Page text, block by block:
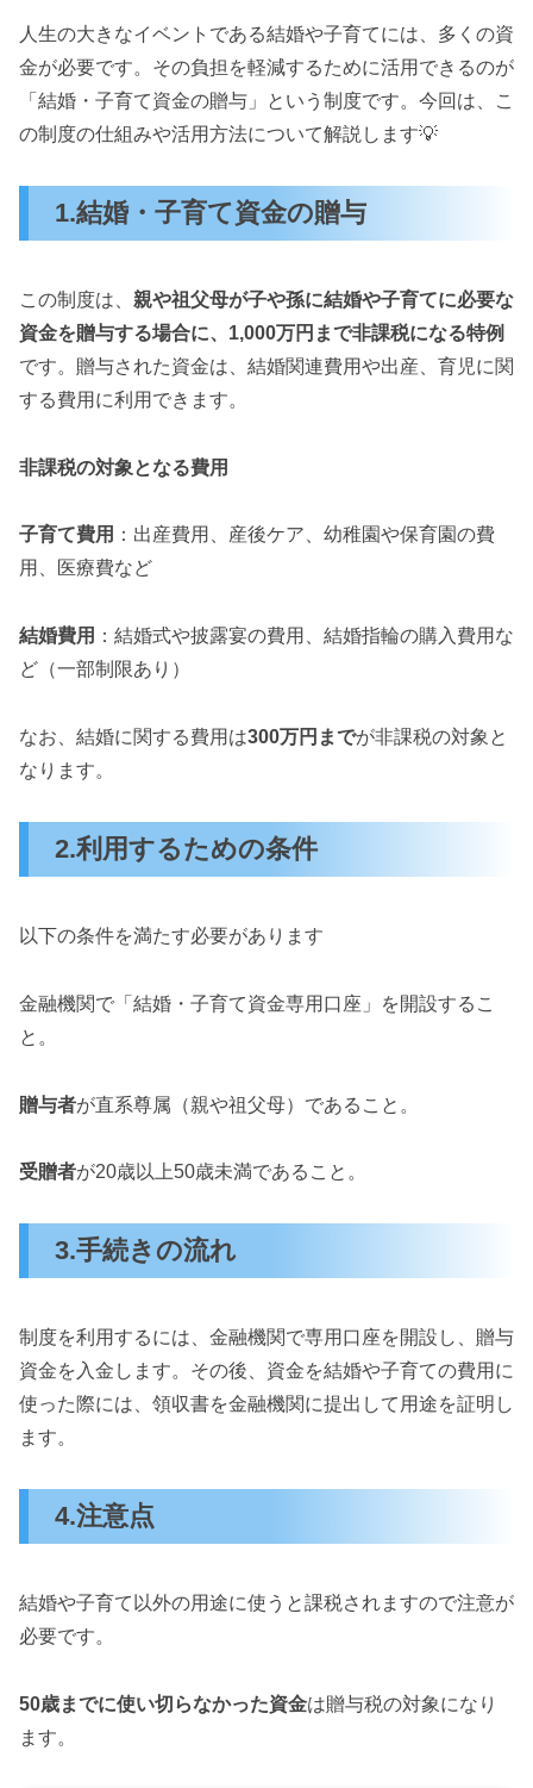
人生の大きなイベントである結婚や子育てには、多くの資
金が必要です。その負担を軽減するために活用できるのが
「結婚・子育て資金の贈与」という制度です。今回は、こ
の制度の仕組みや活用方法について解説します💡
1.結婚・子育て資金の贈与
この制度は、 親や祖父母が子や孫に結婚や子育てに必要な
資金を贈与する場合に、1,000万円まで非課税になる特例
です。贈与された資金は、結婚関連費用や出産、育児に関
する費用に利用できます。
非課税の対象となる費用
子育て費用 ：出産費用、産後ケア、幼稚園や保育園の費
用、医療費など
結婚費用 ：結婚式や披露宴の費用、結婚指輪の購入費用な
ど（一部制限あり）
なお、結婚に関する費用は300万円までが非課税の対象と
なります。
2.利用するための条件
以下の条件を満たす必要があります
金融機関で「結婚・子育て資金専用口座」を開設するこ
と。
贈与者が直系尊属（親や祖父母）であること。
受贈者が20歳以上50歳未満であること。
3.手続きの流れ
制度を利用するには、金融機関で専用口座を開設し、贈与
資金を入金します。その後、資金を結婚や子育ての費用に
使った際には、領収書を金融機関に提出して用途を証明し
ます。
4.注意点
結婚や子育て以外の用途に使うと課税されますので注意が
必要です。
50歳までに使い切らなかった資金は贈与税の対象になり
ます。